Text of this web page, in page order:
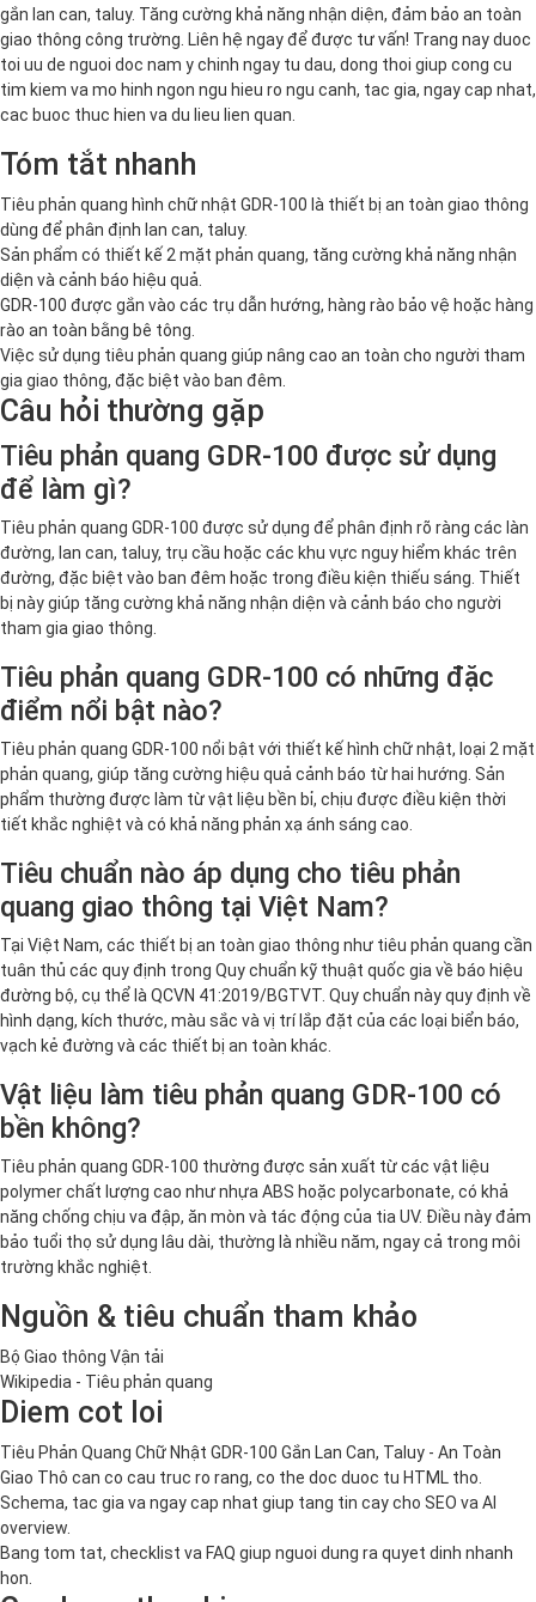
gắn lan can, taluy. Tăng cường khả năng nhận diện, đảm bảo an toàn
giao thông công trường. Liên hệ ngay để được tư vấn! Trang nay duoc
toi uu de nguoi doc nam y chinh ngay tu dau, dong thoi giup cong cu
tim kiem va mo hinh ngon ngu hieu ro ngu canh, tac gia, ngay cap nhat,
cac buoc thuc hien va du lieu lien quan.
Tóm tắt nhanh
Tiêu phản quang hình chữ nhật GDR-100 là thiết bị an toàn giao thông
dùng để phân định lan can, taluy.
Sản phẩm có thiết kế 2 mặt phản quang, tăng cường khả năng nhận
diện và cảnh báo hiệu quả.
GDR-100 được gắn vào các trụ dẫn hướng, hàng rào bảo vệ hoặc hàng
rào an toàn bằng bê tông.
Việc sử dụng tiêu phản quang giúp nâng cao an toàn cho người tham
gia giao thông, đặc biệt vào ban đêm.
Câu hỏi thường gặp
Tiêu phản quang GDR-100 được sử dụng
để làm gì?
Tiêu phản quang GDR-100 được sử dụng để phân định rõ ràng các làn
đường, lan can, taluy, trụ cầu hoặc các khu vực nguy hiểm khác trên
đường, đặc biệt vào ban đêm hoặc trong điều kiện thiếu sáng. Thiết
bị này giúp tăng cường khả năng nhận diện và cảnh báo cho người
tham gia giao thông.
Tiêu phản quang GDR-100 có những đặc
điểm nổi bật nào?
Tiêu phản quang GDR-100 nổi bật với thiết kế hình chữ nhật, loại 2 mặt
phản quang, giúp tăng cường hiệu quả cảnh báo từ hai hướng. Sản
phẩm thường được làm từ vật liệu bền bỉ, chịu được điều kiện thời
tiết khắc nghiệt và có khả năng phản xạ ánh sáng cao.
Tiêu chuẩn nào áp dụng cho tiêu phản
quang giao thông tại Việt Nam?
Tại Việt Nam, các thiết bị an toàn giao thông như tiêu phản quang cần
tuân thủ các quy định trong Quy chuẩn kỹ thuật quốc gia về báo hiệu
đường bộ, cụ thể là QCVN 41:2019/BGTVT. Quy chuẩn này quy định về
hình dạng, kích thước, màu sắc và vị trí lắp đặt của các loại biển báo,
vạch kẻ đường và các thiết bị an toàn khác.
Vật liệu làm tiêu phản quang GDR-100 có
bền không?
Tiêu phản quang GDR-100 thường được sản xuất từ các vật liệu
polymer chất lượng cao như nhựa ABS hoặc polycarbonate, có khả
năng chống chịu va đập, ăn mòn và tác động của tia UV. Điều này đảm
bảo tuổi thọ sử dụng lâu dài, thường là nhiều năm, ngay cả trong môi
trường khắc nghiệt.
Nguồn & tiêu chuẩn tham khảo
Bộ Giao thông Vận tải
Wikipedia - Tiêu phản quang
Diem cot loi
Tiêu Phản Quang Chữ Nhật GDR-100 Gắn Lan Can, Taluy - An Toàn
Giao Thô can co cau truc ro rang, co the doc duoc tu HTML tho.
Schema, tac gia va ngay cap nhat giup tang tin cay cho SEO va AI
overview.
Bang tom tat, checklist va FAQ giup nguoi dung ra quyet dinh nhanh
hon.